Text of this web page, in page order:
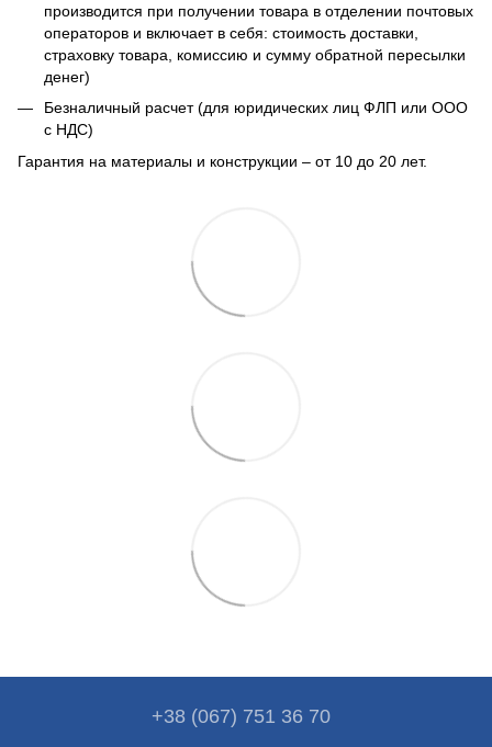
производится при получении товара в отделении почтовых
операторов и включает в себя: стоимость доставки,
страховку товара, комиссию и сумму обратной пересылки
денег)
Безналичный расчет (для юридических лиц ФЛП или ООО
с НДС)
Гарантия на материалы и конструкции – от 10 до 20 лет.
+38 (067) 751 36 70